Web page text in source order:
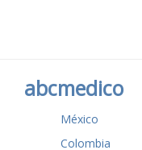
abcmedico
México
Colombia